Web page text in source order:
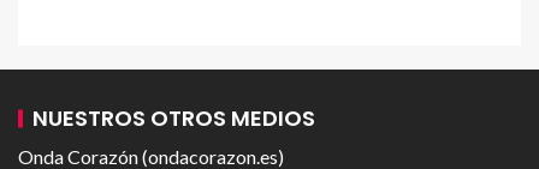
NUESTROS OTROS MEDIOS
Onda Corazón (ondacorazon.es)